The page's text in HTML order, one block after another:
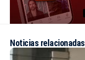
Noticias relacionadas